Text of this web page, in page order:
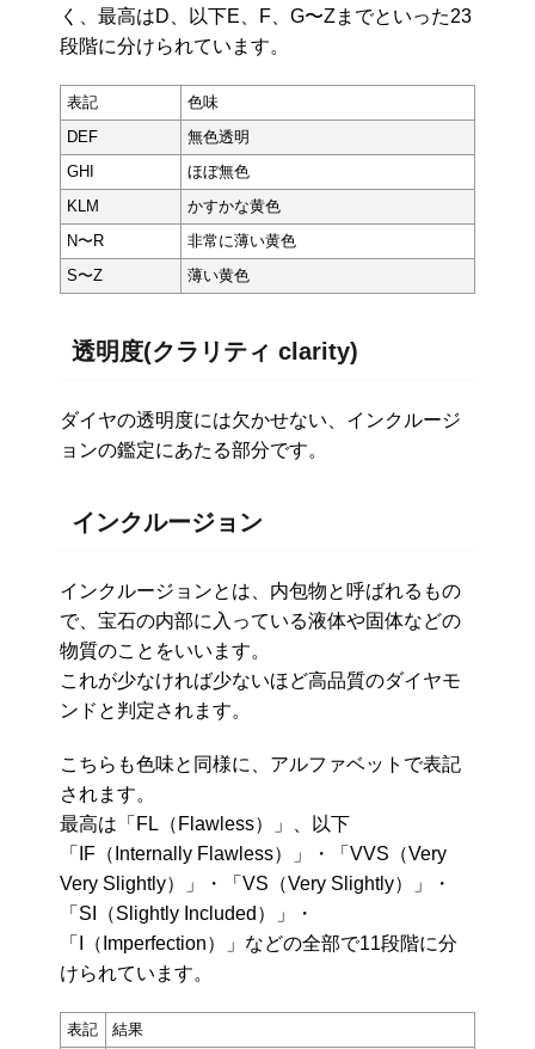
く、最高はD、以下E、F、G〜Zまでといった23
段階に分けられています。
表記
色味
DEF
無色透明
GHI
ほぼ無色
KLM
かすかな黄色
N〜R
非常に薄い黄色
S〜Z
薄い黄色
透明度(クラリティ clarity)
ダイヤの透明度には欠かせない、インクルージ
ョンの鑑定にあたる部分です。
インクルージョン
インクルージョンとは、内包物と呼ばれるもの
で、宝石の内部に入っている液体や固体などの
物質のことをいいます。
これが少なければ少ないほど高品質のダイヤモ
ンドと判定されます。
こちらも色味と同様に、アルファベットで表記
されます。
最高は「FL（Flawless）」、以下
「IF（Internally Flawless）」・「VVS（Very
Very Slightly）」・「VS（Very Slightly）」・
「SI（Slightly Included）」・
「I（Imperfection）」などの全部で11段階に分
けられています。
表記 結果